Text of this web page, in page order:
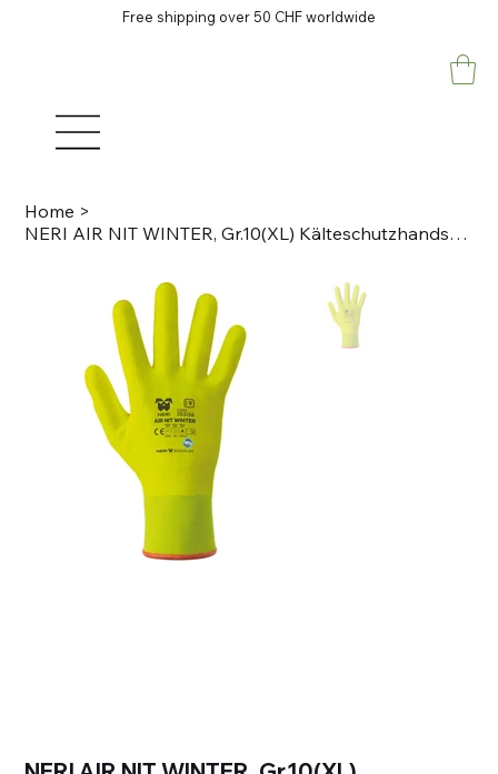
Free shipping over 50 CHF worldwide
Home >
NERI AIR NIT WINTER, Gr.10(XL) Kälteschutzhandschuhe Acryl-Nylon/Nitril, neon ge